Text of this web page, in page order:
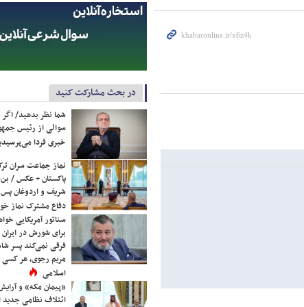
در بحث مشارکت کنید
شما نظر بدهید/ اگر
سوالی از رئیس
خبری فردا
نماز جماعت سران
پاکستان + عکس /
شریف و اردوغان پس
دفاع مشترک نماز
سناتور آمریکایی
برای شورش در
فرقی نمی‌کند پسر
مریم رجوی، هر
اسلامی
«پیمان مکه» و
ائتلاف نظامی